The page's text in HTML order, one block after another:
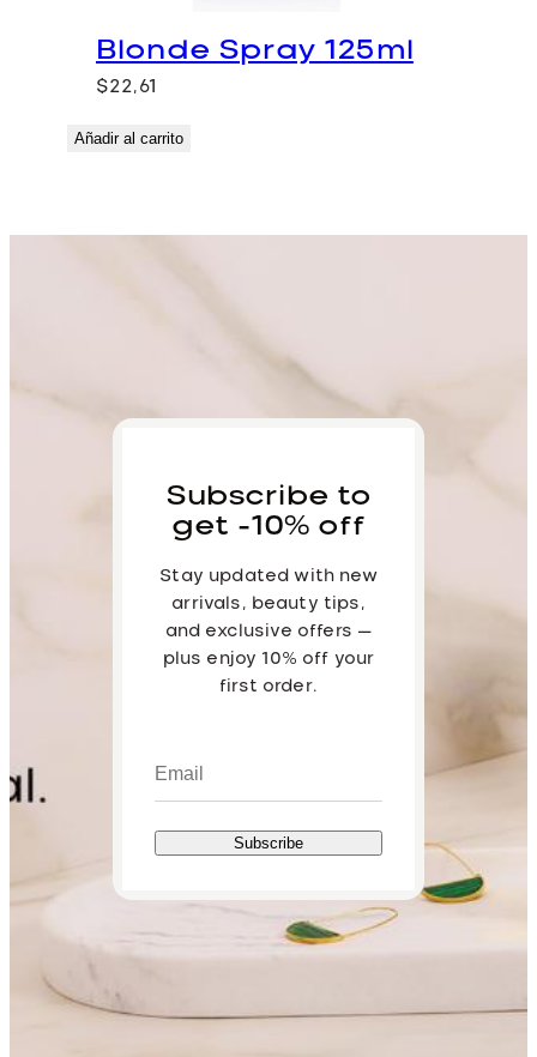
Blonde Spray 125ml
$22,61
Añadir al carrito
Subscribe to
get -10% off
Stay updated with new
arrivals, beauty tips,
and exclusive offers —
plus enjoy 10% off your
first order.
Subscribe